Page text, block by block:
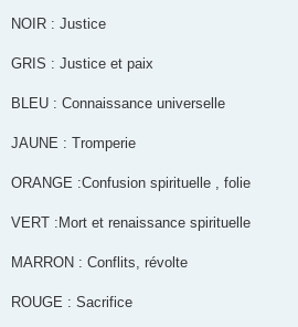
NOIR : Justice
GRIS : Justice et paix
BLEU : Connaissance universelle
JAUNE : Tromperie
ORANGE :Confusion spirituelle , folie
VERT :Mort et renaissance spirituelle
MARRON : Conflits, révolte
ROUGE : Sacrifice